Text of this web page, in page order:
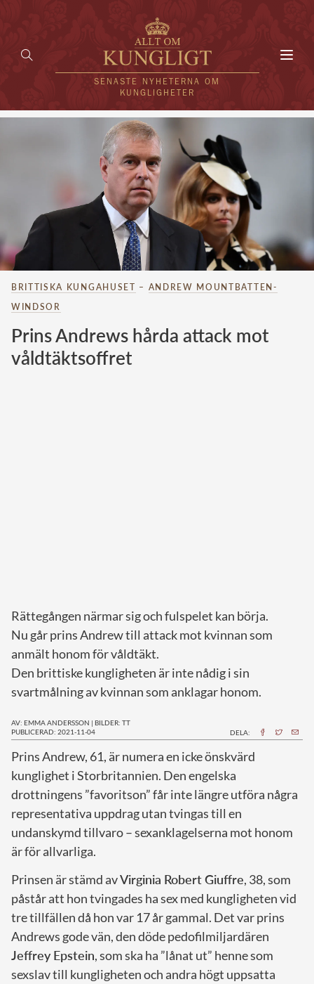
SENASTE NYHETERNA OM
KUNGLIGHETER
HEM
KUNGAFAMILJEN
UTLÄNDSKT
KÄNDISAR
VÄRLDENS KUNGAHUS
Svenska kungahuset
Norska kungahuset
Danska kungahuset
BRITTISKA KUNGAHUSET – ANDREW MOUNTBATTEN-
WINDSOR
Prins Andrews hårda attack mot
våldtäktsoffret
Rättegången närmar sig och fulspelet kan börja.
Nu går prins Andrew till attack mot kvinnan som
anmält honom för våldtäkt.
Den brittiske kungligheten är inte nådig i sin
svartmålning av kvinnan som anklagar honom.
AV: EMMA ANDERSSON | BILDER: TT
PUBLICERAD: 2021-11-04
DELA:
Prins Andrew, 61, är numera en icke önskvärd
kunglighet i Storbritannien. Den engelska
drottningens ”favoritson” får inte längre utföra några
representativa uppdrag utan tvingas till en
undanskymd tillvaro – sexanklagelserna mot honom
är för allvarliga.
Prinsen är stämd avVirginia Robert Giuffre, 38, som
påstår att hon tvingades ha sex med kungligheten vid
tre tillfällen då hon var 17 år gammal. Det var prins
Andrews gode vän, den döde pedofilmiljardären
Jeffrey Epstein, som ska ha ”lånat ut” henne som
sexslav till kungligheten och andra högt uppsatta